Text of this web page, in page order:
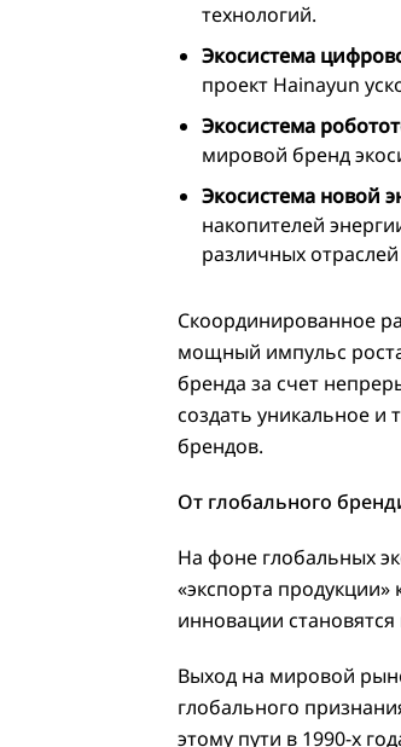
технологий.
Экосистема
проект Hainayun
Экосистема
мировой бренд
Экосистема новой
накопителей
различных
Скоординированное
мощный импульс
бренда за счет
создать уникальное
брендов.
От глобального
На фоне глобальных
«экспорта продукции»
инновации
Выход на мировой
глобального
этому пути в 1990-х